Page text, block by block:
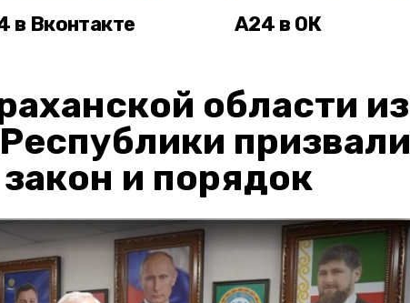
в Вконтакте А24 в ОК
области из
призвали
и порядок